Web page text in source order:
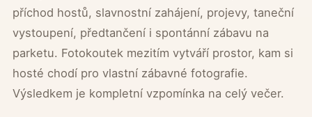
příchod hostů, slavnostní zahájení, projevy, taneční
vystoupení, předtančení i spontánní zábavu na
parketu. Fotokoutek mezitím vytváří prostor, kam si
hosté chodí pro vlastní zábavné fotografie.
Výsledkem je kompletní vzpomínka na celý večer.